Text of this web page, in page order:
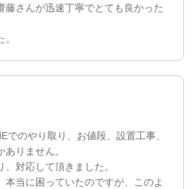
藤さんが迅速丁寧でとても良かった
でのやり取り、お値段、設置工事、
りません。
対応して頂きました。
本当に困っていたのですが、このよ